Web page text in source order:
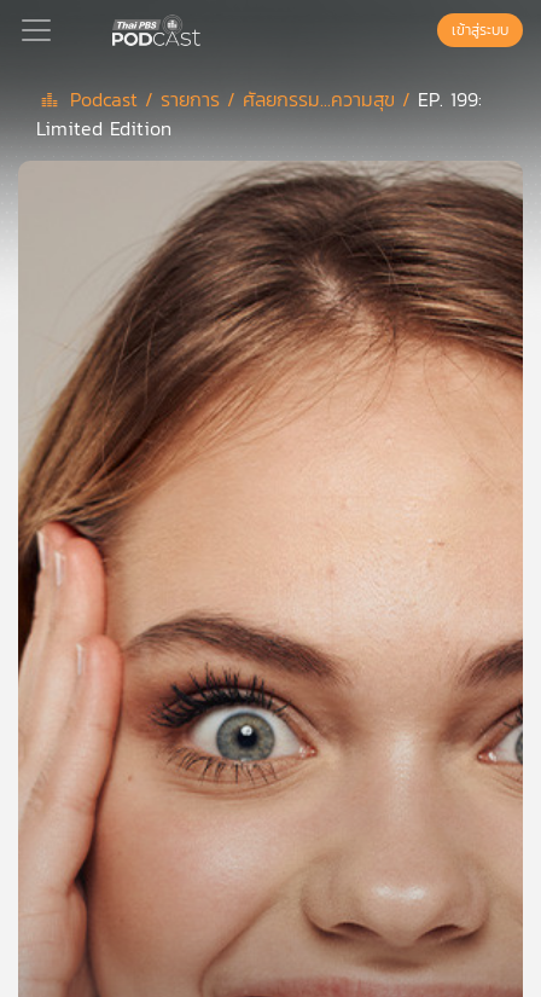
Podcast
เพล
ย์
ลิ
สต์
ของ
คุณ
เพลง
ข่าว
กิจกรรม
เข้าสู่ระบบ
Podcast / รายการ / ศัลยกรรม...ความสุข / EP. 199:
Limited Edition